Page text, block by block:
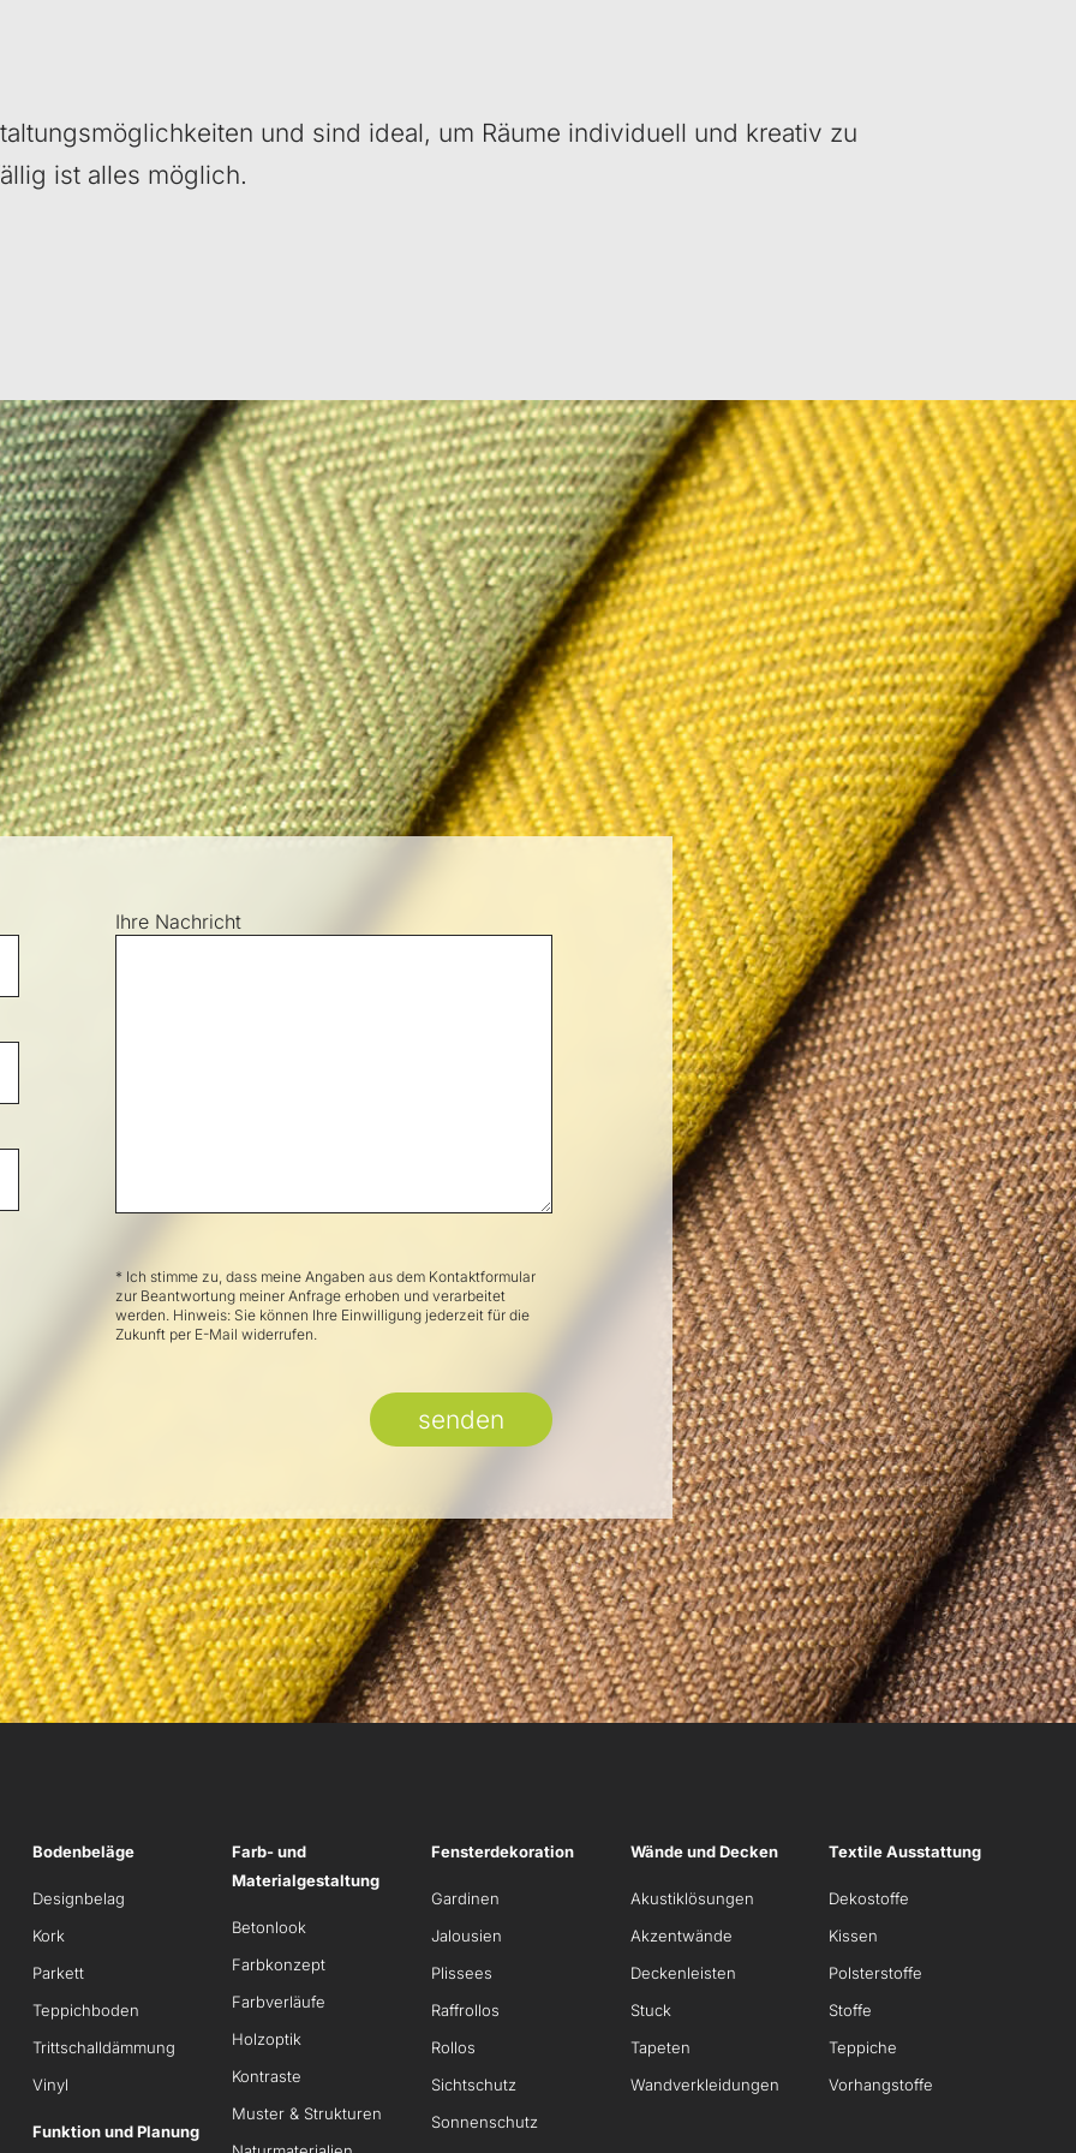
und sind ideal, um Räume individuell und kreativ zu
ist alles möglich.
Ihre Nachricht
senden
* Ich stimme zu, dass meine Angaben aus dem Kontaktformular
zur Beantwortung meiner Anfrage erhoben und verarbeitet
werden. Hinweis: Sie können Ihre Einwilligung jederzeit für die
Zukunft per E-Mail widerrufen.
Bodenbeläge
Designbelag
Kork
Parkett
Teppichboden
Trittschalldämmung
Vinyl
Funktion und Planung
Farb- und
Materialgestaltung
Betonlook
Farbkonzept
Farbverläufe
Holzoptik
Kontraste
Muster & Strukturen
Fensterdekoration
Gardinen
Jalousien
Plissees
Raffrollos
Rollos
Sichtschutz
Sonnenschutz
Wände und Decken
Akustiklösungen
Akzentwände
Deckenleisten
Stuck
Tapeten
Wandverkleidungen
Textile Ausstattung
Dekostoffe
Kissen
Polsterstoffe
Stoffe
Teppiche
Vorhangstoffe